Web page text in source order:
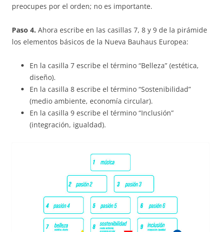
preocupes por el orden; no es importante.
Paso 4. Ahora escribe en las casillas 7, 8 y 9 de la pirámide
los elementos básicos de la Nueva Bauhaus Europea:
En la casilla 7 escribe el término “Belleza” (estética,
diseño).
En la casilla 8 escribe el término “Sostenibilidad”
(medio ambiente, economía circular).
En la casilla 9 escribe el término “Inclusión”
(integración, igualdad).